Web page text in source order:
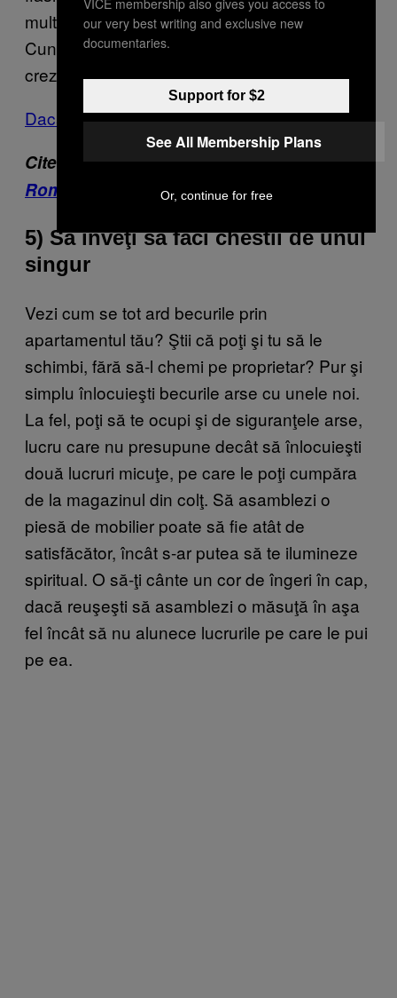
mult mai tânăr după o discuţie cu el.
Cunoaşte-ţi părinţii. Sunt mult mai mişto decât
crezi.
Dacă nu cumva-s morţi.
Citește șiCum să fii corporatist în
România, la 20 de ani
5) Să înveţi să faci chestii de unul
singur
Vezi cum se tot ard becurile prin
apartamentul tău? Ştii că poţi şi tu să le
schimbi, fără să-l chemi pe proprietar? Pur şi
simplu înlocuieşti becurile arse cu unele noi.
La fel, poţi să te ocupi şi de siguranţele arse,
lucru care nu presupune decât să înlocuieşti
două lucruri micuţe, pe care le poţi cumpăra
de la magazinul din colţ. Să asamblezi o
piesă de mobilier poate să fie atât de
satisfăcător, încât s-ar putea să te ilumineze
spiritual. O să-ţi cânte un cor de îngeri în cap,
dacă reuşeşti să asamblezi o măsuţă în aşa
fel încât să nu alunece lucrurile pe care le pui
pe ea.
our very best writing and exclusive new
documentaries.
Support for $2
See All Membership Plans
Or, continue for free